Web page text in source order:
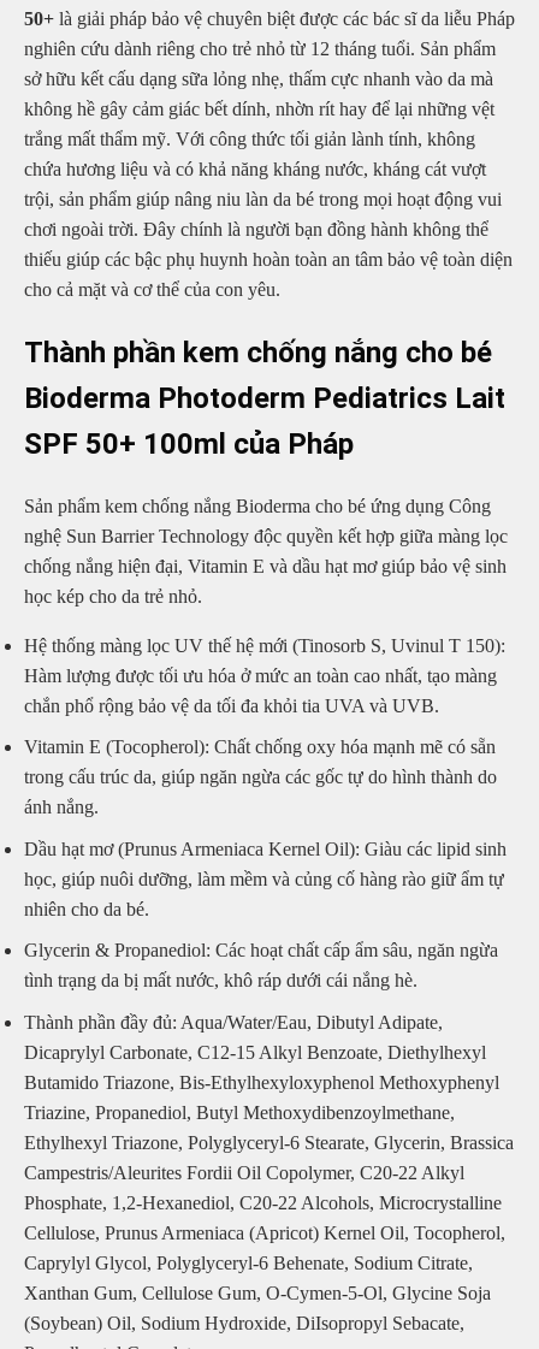
50+ là giải pháp bảo vệ chuyên biệt được các bác sĩ da liễu Pháp
nghiên cứu dành riêng cho trẻ nhỏ từ 12 tháng tuổi. Sản phẩm
sở hữu kết cấu dạng sữa lỏng nhẹ, thấm cực nhanh vào da mà
không hề gây cảm giác bết dính, nhờn rít hay để lại những vệt
trắng mất thẩm mỹ. Với công thức tối giản lành tính, không
chứa hương liệu và có khả năng kháng nước, kháng cát vượt
trội, sản phẩm giúp nâng niu làn da bé trong mọi hoạt động vui
chơi ngoài trời. Đây chính là người bạn đồng hành không thể
thiếu giúp các bậc phụ huynh hoàn toàn an tâm bảo vệ toàn diện
cho cả mặt và cơ thể của con yêu.
Thành phần kem chống nắng cho bé
Bioderma Photoderm Pediatrics Lait
SPF 50+ 100ml của Pháp
Sản phẩm kem chống nắng Bioderma cho bé ứng dụng Công
nghệ Sun Barrier Technology độc quyền kết hợp giữa màng lọc
chống nắng hiện đại, Vitamin E và dầu hạt mơ giúp bảo vệ sinh
học kép cho da trẻ nhỏ.
Hệ thống màng lọc UV thế hệ mới (Tinosorb S, Uvinul T 150):
Hàm lượng được tối ưu hóa ở mức an toàn cao nhất, tạo màng
chắn phổ rộng bảo vệ da tối đa khỏi tia UVA và UVB.
Vitamin E (Tocopherol): Chất chống oxy hóa mạnh mẽ có sẵn
trong cấu trúc da, giúp ngăn ngừa các gốc tự do hình thành do
ánh nắng.
Dầu hạt mơ (Prunus Armeniaca Kernel Oil): Giàu các lipid sinh
học, giúp nuôi dưỡng, làm mềm và củng cố hàng rào giữ ẩm tự
nhiên cho da bé.
Glycerin & Propanediol: Các hoạt chất cấp ẩm sâu, ngăn ngừa
tình trạng da bị mất nước, khô ráp dưới cái nắng hè.
Thành phần đầy đủ: Aqua/Water/Eau, Dibutyl Adipate,
Dicaprylyl Carbonate, C12-15 Alkyl Benzoate, Diethylhexyl
Butamido Triazone, Bis-Ethylhexyloxyphenol Methoxyphenyl
Triazine, Propanediol, Butyl Methoxydibenzoylmethane,
Ethylhexyl Triazone, Polyglyceryl-6 Stearate, Glycerin, Brassica
Campestris/Aleurites Fordii Oil Copolymer, C20-22 Alkyl
Phosphate, 1,2-Hexanediol, C20-22 Alcohols, Microcrystalline
Cellulose, Prunus Armeniaca (Apricot) Kernel Oil, Tocopherol,
Caprylyl Glycol, Polyglyceryl-6 Behenate, Sodium Citrate,
Xanthan Gum, Cellulose Gum, O-Cymen-5-Ol, Glycine Soja
(Soybean) Oil, Sodium Hydroxide, DiIsopropyl Sebacate,